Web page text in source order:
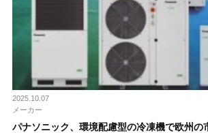
2025.10.07
メーカー
パナソニック、環境配慮型の冷凍機で欧州の